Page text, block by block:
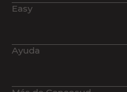
Easy
Ayuda